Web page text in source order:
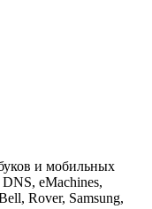
и мобильных
eMachines,
Rover, Samsung,